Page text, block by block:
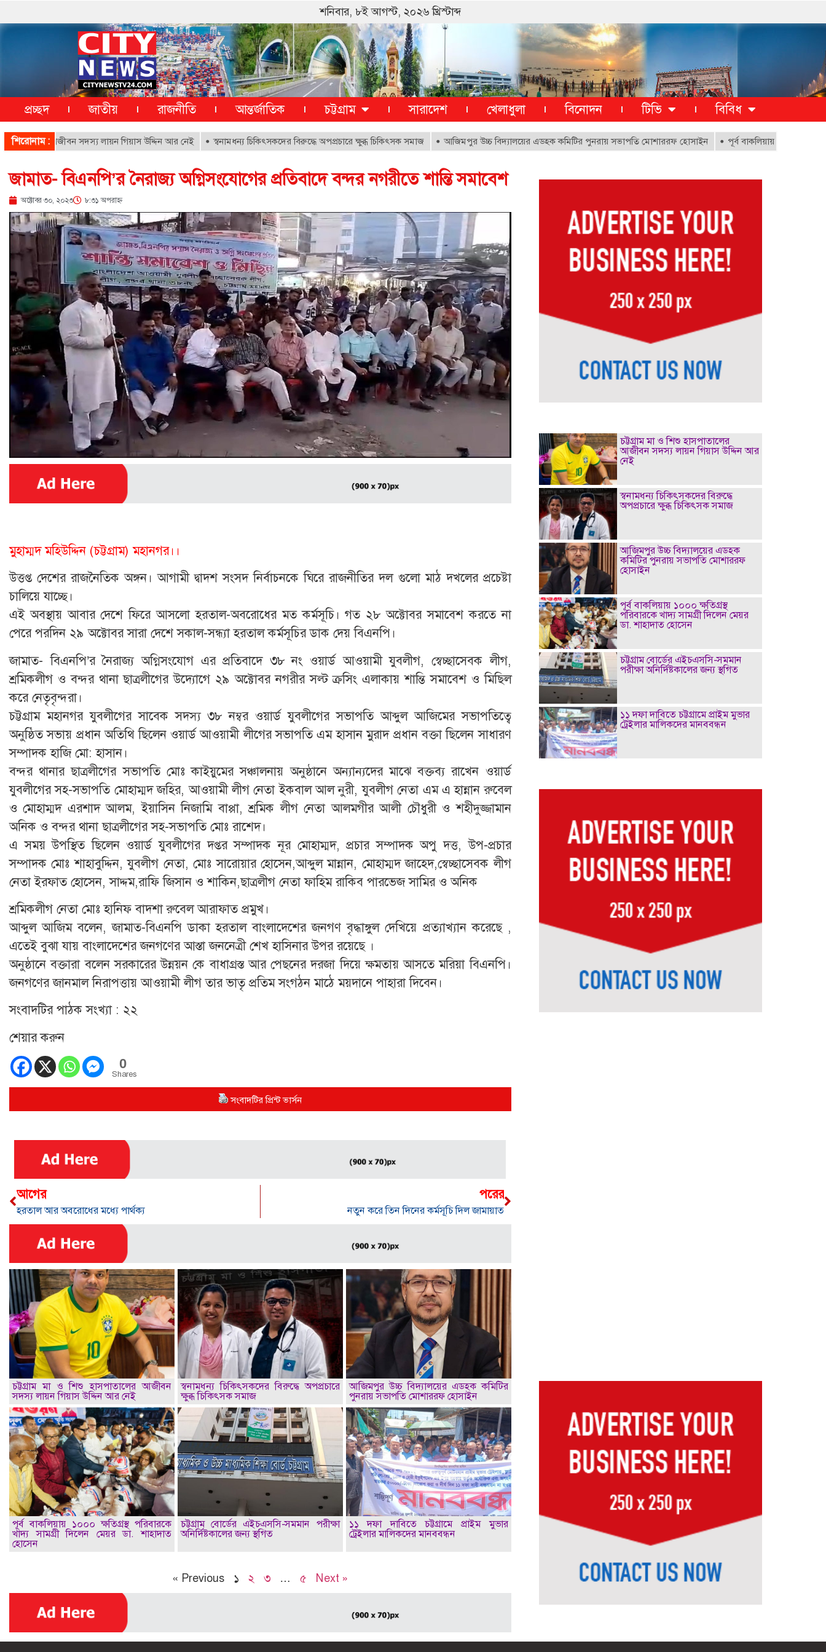
শনিবার, ৮ই আগস্ট, ২০২৬ খ্রিস্টাব্দ
প্রচ্ছদ জাতীয় রাজনীতি আন্তর্জাতিক চট্টগ্রাম সারাদেশ খেলাধুলা বিনোদন টিভি বিবিধ
শিরোনাম :
আজীবন সদস্য লায়ন গিয়াস উদ্দিন আর নেই স্বনামধন্য চিকিৎসকদের বিরুদ্ধে অপপ্রচারে ক্ষুব্ধ চিকিৎসক সমাজ আজিমপুর উচ্চ বিদ্যালয়ের এডহক কমিটির পুনরায় সভাপতি মোশাররফ হোসাইন পূর্ব বাকলিয়ায় ১০০০ ক্ষতিগ্রস্থ
জামাত- বিএনপি’র নৈরাজ্য অগ্নিসংযোগের প্রতিবাদে বন্দর নগরীতে শান্তি সমাবেশ
অক্টোবর ৩০, ২০২৩ ৮:৩১ অপরাহ্ণ
মুহাম্মদ মহিউদ্দিন (চট্টগ্রাম) মহানগর।।
উত্তপ্ত দেশের রাজনৈতিক অঙ্গন। আগামী দ্বাদশ সংসদ নির্বাচনকে ঘিরে রাজনীতির দল গুলো মাঠ দখলের প্রচেষ্টা
চালিয়ে যাচ্ছে।
এই অবস্থায় আবার দেশে ফিরে আসলো হরতাল-অবরোধের মত কর্মসূচি। গত ২৮ অক্টোবর সমাবেশ করতে না
পেরে পরদিন ২৯ অক্টোবর সারা দেশে সকাল-সন্ধ্যা হরতাল কর্মসূচির ডাক দেয় বিএনপি।
জামাত- বিএনপি’র নৈরাজ্য অগ্নিসংযোগ এর প্রতিবাদে ৩৮ নং ওয়ার্ড আওয়ামী যুবলীগ, স্বেচ্ছাসেবক লীগ,
শ্রমিকলীগ ও বন্দর থানা ছাত্রলীগের উদ্যোগে ২৯ অক্টোবর নগরীর সল্ট ক্রসিং এলাকায় শান্তি সমাবেশ ও মিছিল
করে নেতৃবৃন্দরা।
চট্টগ্রাম মহানগর যুবলীগের সাবেক সদস্য ৩৮ নম্বর ওয়ার্ড যুবলীগের সভাপতি আব্দুল আজিমের সভাপতিত্বে
অনুষ্ঠিত সভায় প্রধান অতিথি ছিলেন ওয়ার্ড আওয়ামী লীগের সভাপতি এম হাসান মুরাদ প্রধান বক্তা ছিলেন সাধারণ
সম্পাদক হাজি মো: হাসান।
বন্দর থানার ছাত্রলীগের সভাপতি মোঃ কাইয়ুমের সঞ্চালনায় অনুষ্ঠানে অন্যান্যদের মাঝে বক্তব্য রাখেন ওয়ার্ড
যুবলীগের সহ-সভাপতি মোহাম্মদ জহির, আওয়ামী লীগ নেতা ইকবাল আল নুরী, যুবলীগ নেতা এম এ হান্নান রুবেল
ও মোহাম্মদ এরশাদ আলম, ইয়াসিন নিজামি বাপ্পা, শ্রমিক লীগ নেতা আলমগীর আলী চৌধুরী ও শহীদুজ্জামান
অনিক ও বন্দর থানা ছাত্রলীগের সহ-সভাপতি মোঃ রাশেদ।
এ সময় উপস্থিত ছিলেন ওয়ার্ড যুবলীগের দপ্তর সম্পাদক নূর মোহাম্মদ, প্রচার সম্পাদক অপু দত্ত, উপ-প্রচার
সম্পাদক মোঃ শাহাবুদ্দিন, যুবলীগ নেতা, মোঃ সারোয়ার হোসেন,আব্দুল মান্নান, মোহাম্মদ জাহেদ,স্বেচ্ছাসেবক লীগ
নেতা ইরফাত হোসেন, সাদ্দম,রাফি জিসান ও শাকিন,ছাত্রলীগ নেতা ফাহিম রাকিব পারভেজ সামির ও অনিক
শ্রমিকলীগ নেতা মোঃ হানিফ বাদশা রুবেল আরাফাত প্রমুখ।
আব্দুল আজিম বলেন, জামাত-বিএনপি ডাকা হরতাল বাংলাদেশের জনগণ বৃদ্ধাঙ্গুল দেখিয়ে প্রত্যাখ্যান করেছে ,
এতেই বুঝা যায় বাংলাদেশের জনগণের আস্তা জননেত্রী শেখ হাসিনার উপর রয়েছে ।
অনুষ্ঠানে বক্তারা বলেন সরকারের উন্নয়ন কে বাধাগ্রস্ত আর পেছনের দরজা দিয়ে ক্ষমতায় আসতে মরিয়া বিএনপি।
জনগণের জানমাল নিরাপত্তায় আওয়ামী লীগ তার ভাতৃ প্রতিম সংগঠন মাঠে ময়দানে পাহারা দিবেন।
সংবাদটির পাঠক সংখ্যা : ২২
শেয়ার করুন
0
Shares
সংবাদটির প্রিন্ট ভার্সন
আগের
হরতাল আর অবরোধের মধ্যে পার্থক্য
পরের
নতুন করে তিন দিনের কর্মসূচি দিল জামায়াত
চট্টগ্রাম মা ও শিশু হাসপাতালের আজীবন
সদস্য লায়ন গিয়াস উদ্দিন আর নেই
স্বনামধন্য চিকিৎসকদের বিরুদ্ধে অপপ্রচারে
ক্ষুব্ধ চিকিৎসক সমাজ
আজিমপুর উচ্চ বিদ্যালয়ের এডহক কমিটির
পুনরায় সভাপতি মোশাররফ হোসাইন
পূর্ব বাকলিয়ায় ১০০০ ক্ষতিগ্রস্থ পরিবারকে
খাদ্য সামগ্রী দিলেন মেয়র ডা. শাহাদাত
হোসেন
চট্টগ্রাম বোর্ডের এইচএসসি-সমমান পরীক্ষা
অনির্দিষ্টকালের জন্য স্থগিত
১১ দফা দাবিতে চট্টগ্রামে প্রাইম মুভার
ট্রেইলার মালিকদের মানববন্ধন
« Previous ১ ২ ৩ … ৫ Next »
চট্টগ্রাম মা ও শিশু হাসপাতালের
আজীবন সদস্য লায়ন গিয়াস উদ্দিন আর
নেই
স্বনামধন্য চিকিৎসকদের বিরুদ্ধে
অপপ্রচারে ক্ষুব্ধ চিকিৎসক সমাজ
আজিমপুর উচ্চ বিদ্যালয়ের এডহক
কমিটির পুনরায় সভাপতি মোশাররফ
হোসাইন
পূর্ব বাকলিয়ায় ১০০০ ক্ষতিগ্রস্থ
পরিবারকে খাদ্য সামগ্রী দিলেন মেয়র
ডা. শাহাদাত হোসেন
চট্টগ্রাম বোর্ডের এইচএসসি-সমমান
পরীক্ষা অনির্দিষ্টকালের জন্য স্থগিত
১১ দফা দাবিতে চট্টগ্রামে প্রাইম মুভার
ট্রেইলার মালিকদের মানববন্ধন